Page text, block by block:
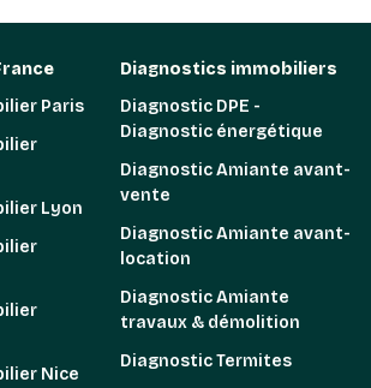
Paris
Lyon
Nice
Diagnostics immobiliers
Diagnostic DPE -
Diagnostic énergétique
Diagnostic Amiante avant-
vente
Diagnostic Amiante avant-
location
Diagnostic Amiante
travaux & démolition
Diagnostic Termites